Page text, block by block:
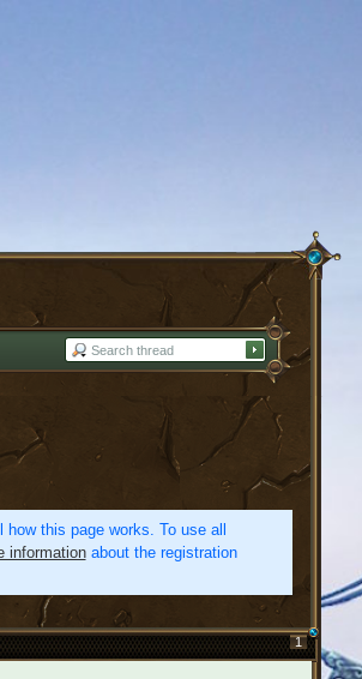
this page works. To use all
informationabout the registration
1